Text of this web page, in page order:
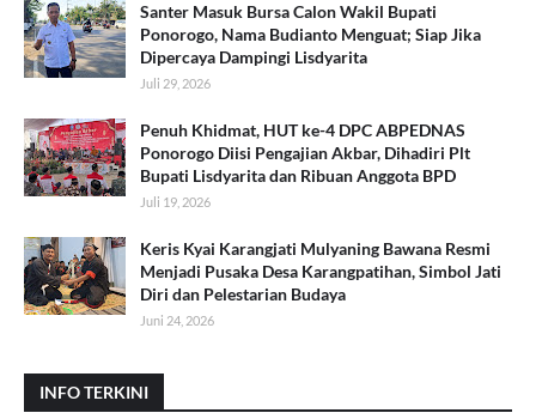
Santer Masuk Bursa Calon Wakil Bupati
Ponorogo, Nama Budianto Menguat; Siap Jika
Dipercaya Dampingi Lisdyarita
Juli 29, 2026
Penuh Khidmat, HUT ke-4 DPC ABPEDNAS
Ponorogo Diisi Pengajian Akbar, Dihadiri Plt
Bupati Lisdyarita dan Ribuan Anggota BPD
Juli 19, 2026
Keris Kyai Karangjati Mulyaning Bawana Resmi
Menjadi Pusaka Desa Karangpatihan, Simbol Jati
Diri dan Pelestarian Budaya
Juni 24, 2026
INFO TERKINI